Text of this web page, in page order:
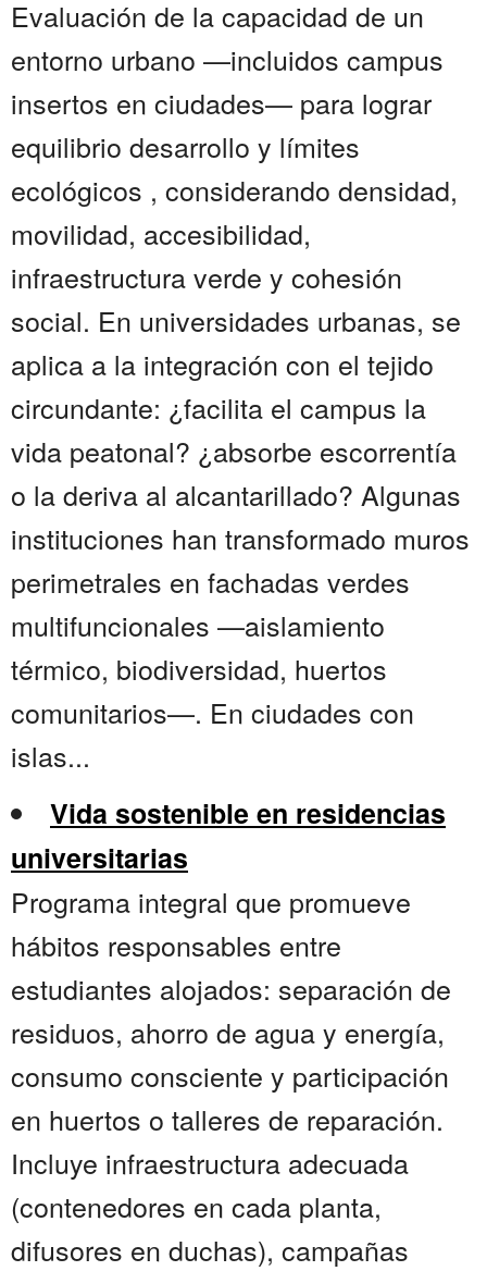
Evaluación de la capacidad de un
entorno urbano —incluidos campus
insertos en ciudades— para lograr
equilibrio desarrollo y límites
ecológicos , considerando densidad,
movilidad, accesibilidad,
infraestructura verde y cohesión
social. En universidades urbanas, se
aplica a la integración con el tejido
circundante: ¿facilita el campus la
vida peatonal? ¿absorbe escorrentía
o la deriva al alcantarillado? Algunas
instituciones han transformado muros
perimetrales en fachadas verdes
multifuncionales —aislamiento
térmico, biodiversidad, huertos
comunitarios—. En ciudades con
islas...
Vida sostenible en residencias
universitarias
Programa integral que promueve
hábitos responsables entre
estudiantes alojados: separación de
residuos, ahorro de agua y energía,
consumo consciente y participación
en huertos o talleres de reparación.
Incluye infraestructura adecuada
(contenedores en cada planta,
difusores en duchas), campañas